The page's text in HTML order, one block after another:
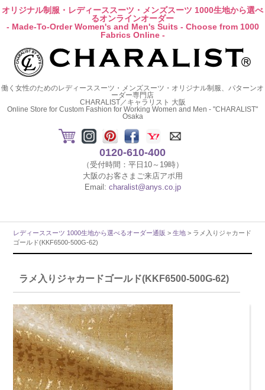
オリジナル制服・レディーススーツ・メンズスーツ 1000生地から選べ
るオンラインオーダー
- Made-To-Order Women's and Men's Suits - Choose from 1000
Fabrics Online -
働く女性のためのレディーススーツ・メンズスーツ・オリジナル制服、パターンオ
ーダー専門店
CHARALIST／キャラリスト 大阪
Online Store for Custom Fashion for Working Women and Men - "CHARALIST"
Osaka
0120-610-400
（受付時間：平日10～19時）
大阪のお客さまご来店アポ用
Email: charalist@anys.co.jp
レディーススーツ 1000生地から選べるオーダー通販 >生地 > ラメ入りジャカード
ゴールド(KKF6500-500G-62)
ラメ入りジャカードゴールド(KKF6500-500G-62)